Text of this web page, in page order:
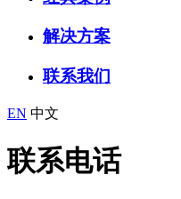
解决方案
联系我们
EN 中文
联系电话